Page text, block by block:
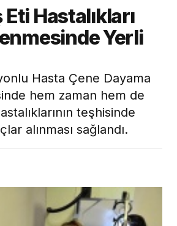
Hastalıkları
Yerli
Hasta Çene Dayama
hem zaman hem de
teşhisinde
alınması sağlandı.